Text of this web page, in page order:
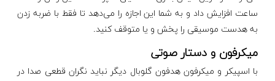
ساعت افزایش داد و به شما این اجازه را می‌دهد تا فقط با ضربه زدن
به هدست موسیقی را پخش و یا متوقف کنید.
میکرفون و دستار صوتی
با اسپیکر و میکرفون هدفون گلوبال دیگر نباید نگران قطعی صدا در